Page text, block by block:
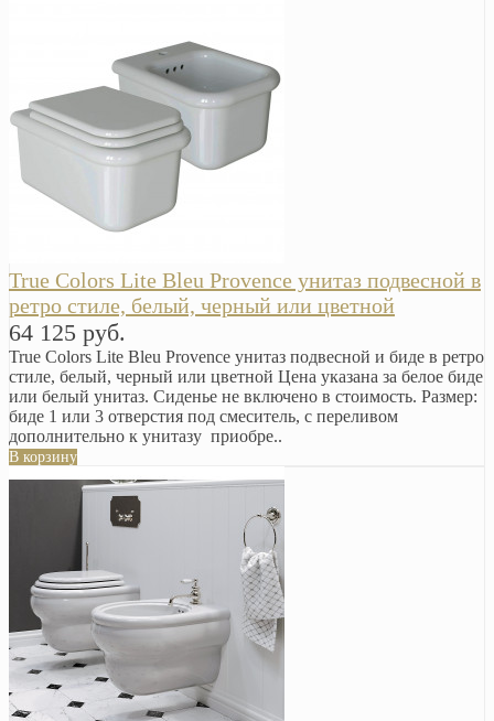
True Colors Lite Bleu Provence унитаз подвесной в
ретро стиле, белый, черный или цветной
64 125 руб.
True Colors Lite Bleu Provence унитаз подвесной и биде в ретро
стиле, белый, черный или цветной Цена указана за белое биде
или белый унитаз. Сиденье не включено в стоимость. Размер:
биде 1 или 3 отверстия под смеситель, с переливом
дополнительно к унитазу приобре..
В корзину